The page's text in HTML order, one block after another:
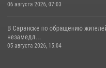
06 августа 2026, 07:03
В Саранске по обращению
незамедл...
05 августа 2026, 15:04